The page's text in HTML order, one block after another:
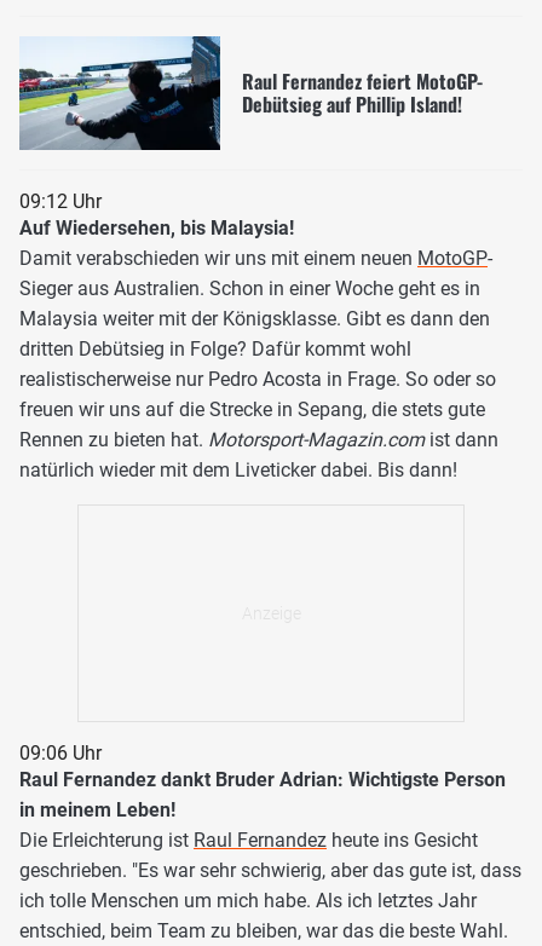
Raul Fernandez feiert MotoGP-
Debütsieg auf Phillip Island!
09:12 Uhr
Auf Wiedersehen, bis Malaysia!
Damit verabschieden wir uns mit einem neuen MotoGP-
Sieger aus Australien. Schon in einer Woche geht es in
Malaysia weiter mit der Königsklasse. Gibt es dann den
dritten Debütsieg in Folge? Dafür kommt wohl
realistischerweise nur Pedro Acosta in Frage. So oder so
freuen wir uns auf die Strecke in Sepang, die stets gute
Rennen zu bieten hat. Motorsport-Magazin.com ist dann
natürlich wieder mit dem Liveticker dabei. Bis dann!
09:06 Uhr
Raul Fernandez dankt Bruder Adrian: Wichtigste Person
in meinem Leben!
Die Erleichterung ist Raul Fernandez heute ins Gesicht
geschrieben. "Es war sehr schwierig, aber das gute ist, dass
ich tolle Menschen um mich habe. Als ich letztes Jahr
entschied, beim Team zu bleiben, war das die beste Wahl.